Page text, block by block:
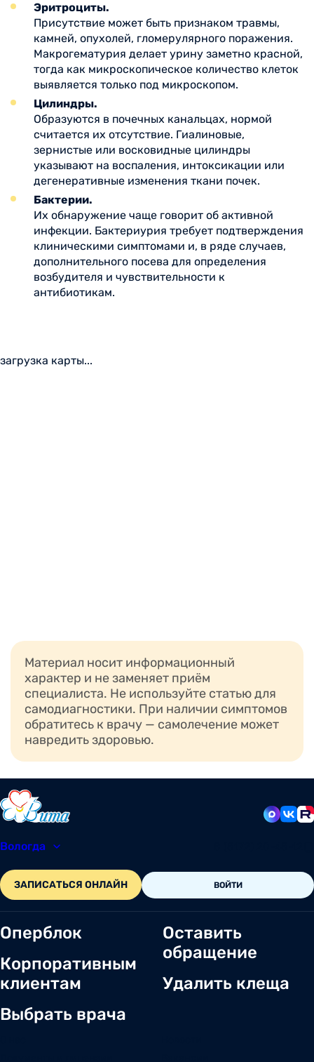
Эритроциты.
Присутствие может быть признаком травмы,
камней, опухолей, гломерулярного поражения.
Макрогематурия делает урину заметно красной,
тогда как микроскопическое количество клеток
выявляется только под микроскопом.
Цилиндры.
Образуются в почечных канальцах, нормой
считается их отсутствие. Гиалиновые,
зернистые или восковидные цилиндры
указывают на воспаления, интоксикации или
дегенеративные изменения ткани почек.
Бактерии.
Их обнаружение чаще говорит об активной
инфекции. Бактериурия требует подтверждения
клиническими симптомами и, в ряде случаев,
дополнительного посева для определения
возбудителя и чувствительности к
антибиотикам.
загрузка карты...
Материал носит информационный
характер и не заменяет приём
специалиста. Не используйте статью для
самодиагностики. При наличии симптомов
обратитесь к врачу — самолечение может
навредить здоровью.
Вологда
ЗАПИСАТЬСЯ ОНЛАЙН ВОЙТИ
Оперблок
Корпоративным
клиентам
Выбрать врача
Оставить
обращение
Удалить клеща